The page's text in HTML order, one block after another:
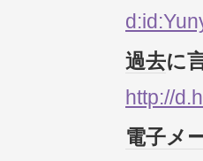
過去に
http://
電子メ